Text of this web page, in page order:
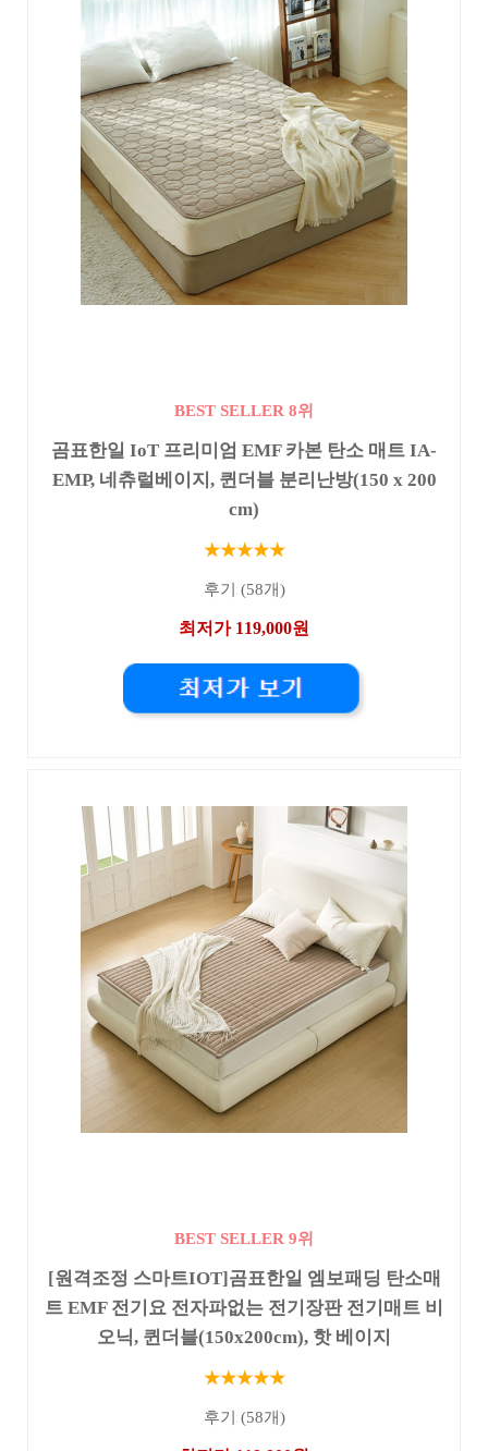
BEST SELLER 8위
곰표한일 IoT 프리미엄 EMF 카본 탄소 매트 IA-
EMP, 네츄럴베이지, 퀸더블 분리난방(150 x 200
cm)
★★★★★
후기 (58개)
최저가 119,000원
BEST SELLER 9위
[원격조정 스마트IOT]곰표한일 엠보패딩 탄소매
트 EMF 전기요 전자파없는 전기장판 전기매트 비
오닉, 퀸더블(150x200cm), 핫 베이지
★★★★★
후기 (58개)